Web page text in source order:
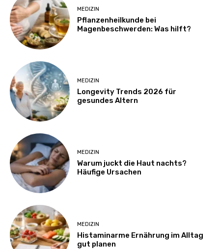
MEDIZIN
Pflanzenheilkunde bei
Magenbeschwerden: Was hilft?
MEDIZIN
Longevity Trends 2026 für
gesundes Altern
MEDIZIN
Warum juckt die Haut nachts?
Häufige Ursachen
MEDIZIN
Histaminarme Ernährung im Alltag
gut planen